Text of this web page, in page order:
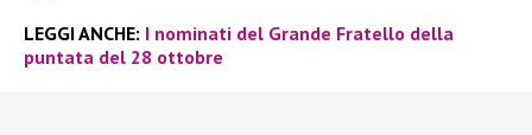
LEGGI ANCHE: I nominati del Grande Fratello della
puntata del 28 ottobre